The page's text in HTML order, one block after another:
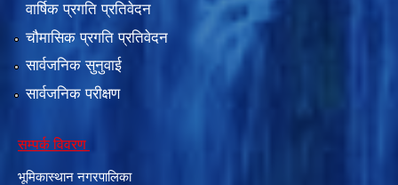
वार्षिक प्रगति प्रतिवेदन
चौमासिक प्रगति प्रतिवेदन
सार्वजनिक सुनुवाई
सार्वजनिक परीक्षण
सम्पर्क विवरण
भूमिकास्थान नगरपालिका